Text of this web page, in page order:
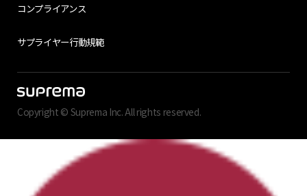
コンプライアンス
サプライヤー行動規範
Copyright © Suprema Inc. All rights reserved.